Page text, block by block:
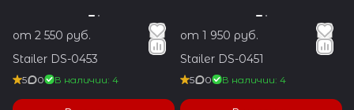
от 2 550 руб.
Stailer DS-0453
5 0 В наличии: 4
от 1 950 руб.
Stailer DS-0451
5 0 В наличии: 4